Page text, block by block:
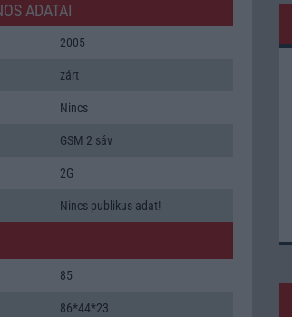
ADATAI
2005
zárt
Nincs
GSM 2 sáv
2G
Nincs publikus adat!
85
86*44*23